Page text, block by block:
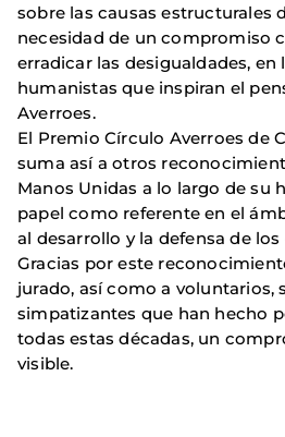
sobre las causas estructurales
necesidad de un compromiso
erradicar las desigualdades, en
humanistas que inspiran el
Averroes.
El Premio Círculo Averroes de
suma así a otros
Manos Unidas a lo largo de su
papel como referente en el
al desarrollo y la defensa de
Gracias por este
jurado, así como a voluntarios,
simpatizantes que han hecho
todas estas décadas, un
visible.